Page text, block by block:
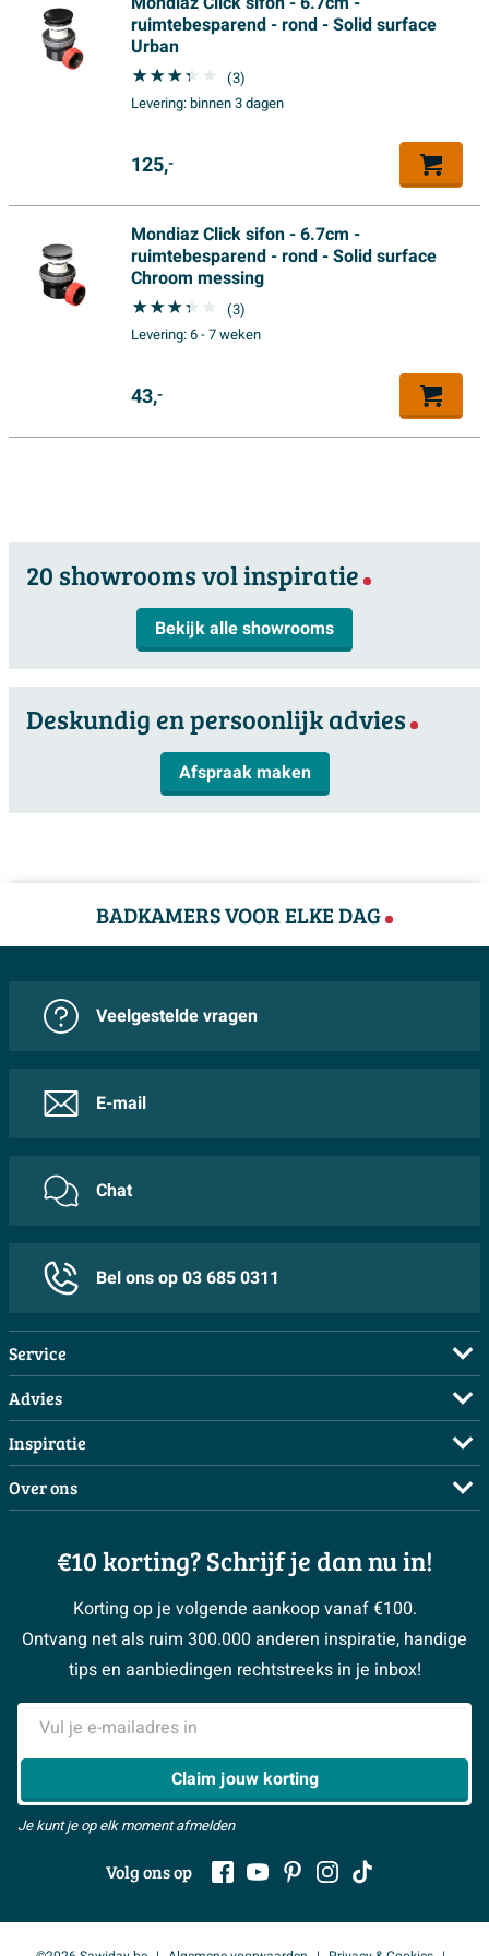
Kleur binnenkom
Wit
Features
Met spiegel
Inclusief sifon
Neen
Softclose
Inclusief kraan
Antibacterieel
Met handdoekhouder
Neen
Meer informatie
2 jaar
ruimtebesparend - rond - Solid surface
Urban
(3)
Levering:binnen 3 dagen
125,-
Mondiaz Click sifon - 6.7cm -
ruimtebesparend - rond - Solid surface
Chroom messing
(3)
Levering:6 - 7 weken
43,-
20 showrooms vol inspiratie
Bekijk alle showrooms
Deskundig en persoonlijk advies
Afspraak maken
BADKAMERS VOOR ELKE DAG
Veelgestelde vragen
E-mail
Chat
Bel ons op 03 685 0311
Service
Veelgestelde vragen
Bestellen
Betalen
Bezorgen / afhalen
Garantie / klachten
Reviewbeleid
> Naar de klantenservice
Advies
Maak een afspraak
Doe de offerte check
3D tekening maken
Klustips
Klusadvies
> Alle adviesmogelijkheden
Inspiratie
Complete badkamers
Complete toiletruimtes
Moodboards
Magazine
#MySawiday
> Naar inspiratie
Over ons
Over Sawiday
Vacatures
Sawiday PRO
BeCommerce
Samenwerken
> Alles over showrooms
€10 korting? Schrijf je dan nu in!
Korting op je volgende aankoop vanaf €100.
Ontvang net als ruim 300.000 anderen inspiratie, handige
tips en aanbiedingen rechtstreeks in je inbox!
E-mailadres
Claim jouw korting
Je kunt je op elk moment afmelden
Volg ons op